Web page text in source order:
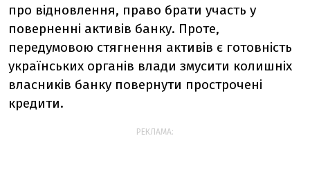
про відновлення, право брати участь у
поверненні активів банку. Проте,
передумовою стягнення активів є готовність
українських органів влади змусити колишніх
власників банку повернути прострочені
кредити.
РЕКЛАМА: